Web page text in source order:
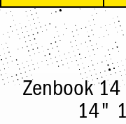
Zenbook 14
14"